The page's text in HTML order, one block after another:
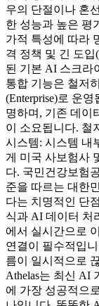
우의 단절이나 혼
한 성능과 높은 평
가적 특성에 따라
격 정책 및 긴 도입
된 기본 AI 스크라
통합 기능은 철저
(Enterprise)로 운
명하며, 기존 데이
이 소요됩니다. 철
시스템: 시스템 내
게 미국 사보험사
다. 국민건강보험
준을 따르는 대한
다는 치명적인 단
식과 AI 데이터 처
에서 실시간으로
연결이 필수적입
름이 일시적으로
Athelas는 최신 AI
에 가장 성공적으